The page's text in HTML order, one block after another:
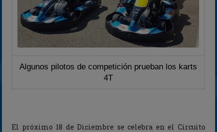
2024
2025
Estadísticas
Algunos pilotos de competición prueban los karts
4T
El próximo 18 de Diciembre se celebra en el Circuito